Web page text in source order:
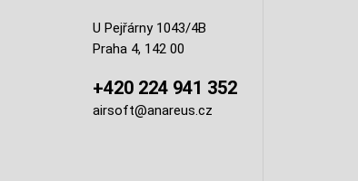
U Pejřárny 1043/4B
Praha 4, 142 00
+420 224 941 352
airsoft@anareus.cz